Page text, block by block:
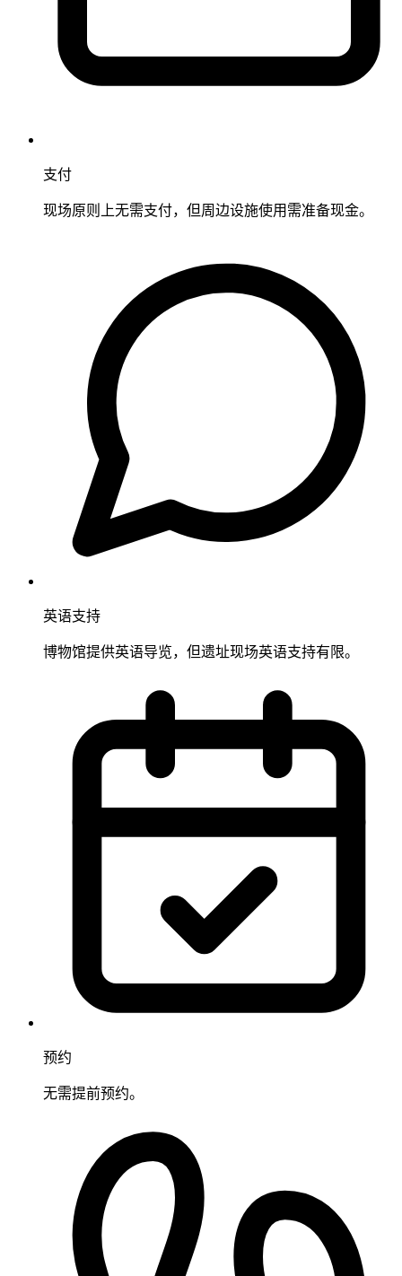
支付
现场原则上无需支付，但周边设施使用需准备现金。
英语支持
博物馆提供英语导览，但遗址现场英语支持有限。
预约
无需提前预约。